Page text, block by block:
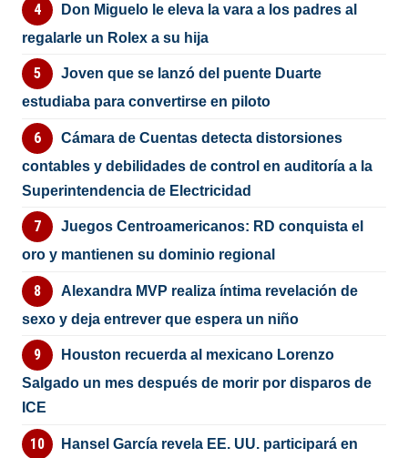
Don Miguelo le eleva la vara a los padres al
regalarle un Rolex a su hija
Joven que se lanzó del puente Duarte
estudiaba para convertirse en piloto
Cámara de Cuentas detecta distorsiones
contables y debilidades de control en auditoría a la
Superintendencia de Electricidad
Juegos Centroamericanos: RD conquista el
oro y mantienen su dominio regional
Alexandra MVP realiza íntima revelación de
sexo y deja entrever que espera un niño
Houston recuerda al mexicano Lorenzo
Salgado un mes después de morir por disparos de
ICE
Hansel García revela EE. UU. participará en